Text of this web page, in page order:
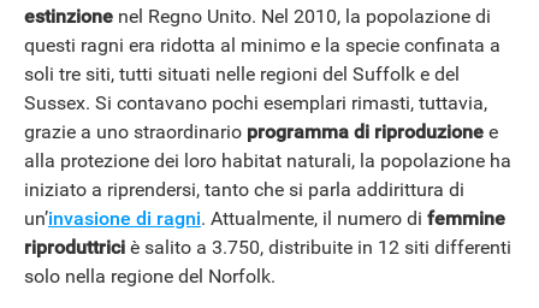
estinzione nel Regno Unito. Nel 2010, la popolazione di
questi ragni era ridotta al minimo e la specie confinata a
soli tre siti, tutti situati nelle regioni del Suffolk e del
Sussex. Si contavano pochi esemplari rimasti, tuttavia,
grazie a uno straordinario programma di riproduzione e
alla protezione dei loro habitat naturali, la popolazione ha
iniziato a riprendersi, tanto che si parla addirittura di
un’invasione di ragni. Attualmente, il numero di femmine
riproduttrici è salito a 3.750, distribuite in 12 siti differenti
solo nella regione del Norfolk.